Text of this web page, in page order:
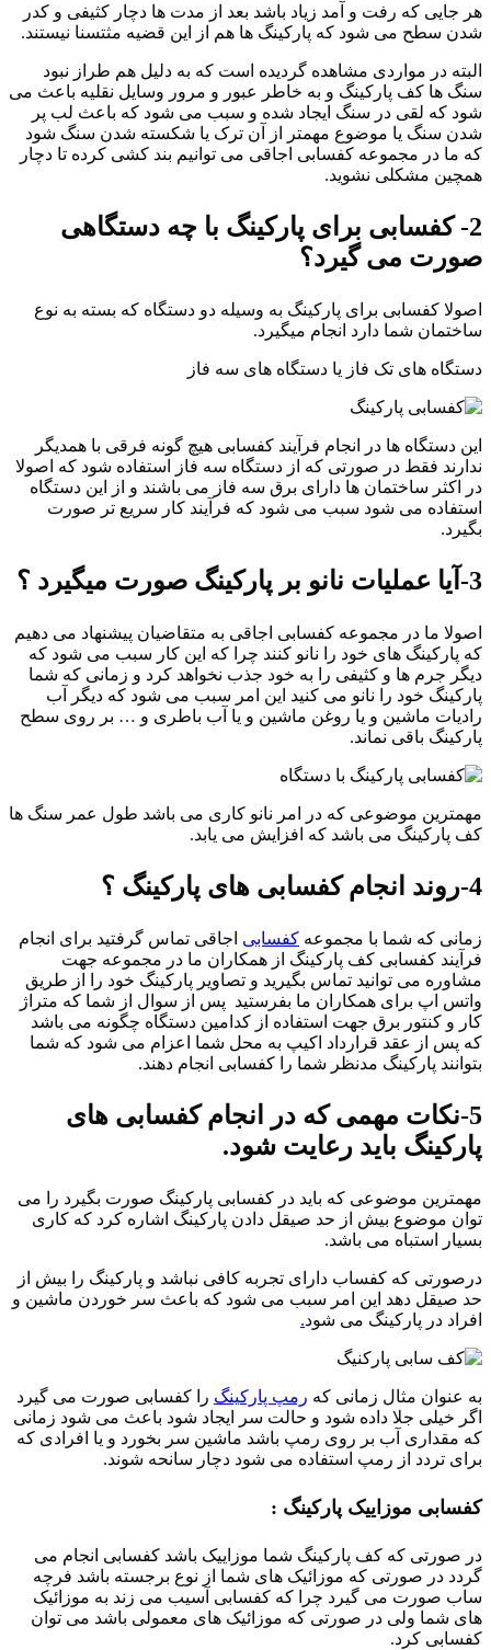
هر جایی که رفت و آمد زیاد باشد بعد از مدت ها دچار کثیفی و کدر
شدن سطح می شود که پارکینگ ها هم از این قضیه مثتسنا نیستند.
البته در مواردی مشاهده گردیده است که به دلیل هم طراز نبود
سنگ ها کف پارکینگ و به خاطر عبور و مرور وسایل نقلیه باعث می
شود که لقی در سنگ ایجاد شده و سبب می شود که باعث لب پر
شدن سنگ یا موضوع مهمتر از آن ترک یا شکسته شدن سنگ شود
که ما در مجموعه کفسابی اجاقی می توانیم بند کشی کرده تا دچار
همچین مشکلی نشوید.
2- کفسابی برای پارکینگ با چه دستگاهی
صورت می گیرد؟
اصولا کفسابی برای پارکینگ به وسیله دو دستگاه که بسته به نوع
ساختمان شما دارد انجام میگیرد.
دستگاه های تک فاز یا دستگاه های سه فاز
این دستگاه ها در انجام فرآیند کفسابی هیچ گونه فرقی با همدیگر
ندارند فقط در صورتی که از دستگاه سه فاز استفاده شود که اصولا
در اکثر ساختمان ها دارای برق سه فاز می باشند و از این دستگاه
استفاده می شود سبب می شود که فرآیند کار سریع تر صورت
بگیرد.
3-آیا عملیات نانو بر پارکینگ صورت میگیرد ؟
اصولا ما در مجموعه کفسابی اجاقی به متقاضیان پیشنهاد می دهیم
که پارکینگ های خود را نانو کنند چرا که این کار سبب می شود که
دیگر جرم ها و کثیفی را به خود جذب نخواهد کرد و زمانی که شما
پارکینگ خود را نانو می کنید این امر سبب می شود که دیگر آب
رادیات ماشین و یا روغن ماشین و یا آب باطری و … بر روی سطح
پارکینگ باقی نماند.
مهمترین موضوعی که در امر نانو کاری می باشد طول عمر سنگ ها
کف پارکینگ می باشد که افزایش می یابد.
4-روند انجام کفسابی های پارکینگ ؟
زمانی که شما با مجموعه کفسابی اجاقی تماس گرفتید برای انجام
فرآیند کفسابی کف پارکینگ از همکاران ما در مجموعه جهت
مشاوره می توانید تماس بگیرید و تصاویر پارکینگ خود را از طریق
واتس اپ برای همکاران ما بفرستید پس از سوال از شما که متراژ
کار و کنتور برق جهت استفاده از کدامین دستگاه چگونه می باشد
که پس از عقد قرارداد اکیپ به محل شما اعزام می شود که شما
بتوانند پارکینگ مدنظر شما را کفسابی انجام دهند.
5-نکات مهمی که در انجام کفسابی های
پارکینگ باید رعایت شود.
مهمترین موضوعی که باید در کفسابی پارکینگ صورت بگیرد را می
توان موضوع بیش از حد صیقل دادن پارکینگ اشاره کرد که کاری
بسیار استباه می باشد.
درصورتی که کفساب دارای تجربه کافی نباشد و پارکینگ را بیش از
حد صیقل دهد این امر سبب می شود که باعث سر خوردن ماشین و
افراد در پارکینگ می شود.
به عنوان مثال زمانی که رمپ پارکینگ را کفسابی صورت می گیرد
اگر خیلی جلا داده شود و حالت سر ایجاد شود باعث می شود زمانی
که مقداری آب بر روی رمپ باشد ماشین سر بخورد و یا افرادی که
برای تردد از رمپ استفاده می شود دچار سانحه شوند.
کفسابی موزاییک پارکینگ :
در صورتی که کف پارکینگ شما موزاییک باشد کفسابی انجام می
گردد در صورتی که موزائیک های شما از نوع برجسته باشد فرچه
ساب صورت می گیرد چرا که کفسابی آسیب می زند به موزائیک
های شما ولی در صورتی که موزائیک های معمولی باشد می توان
کفسابی کرد.